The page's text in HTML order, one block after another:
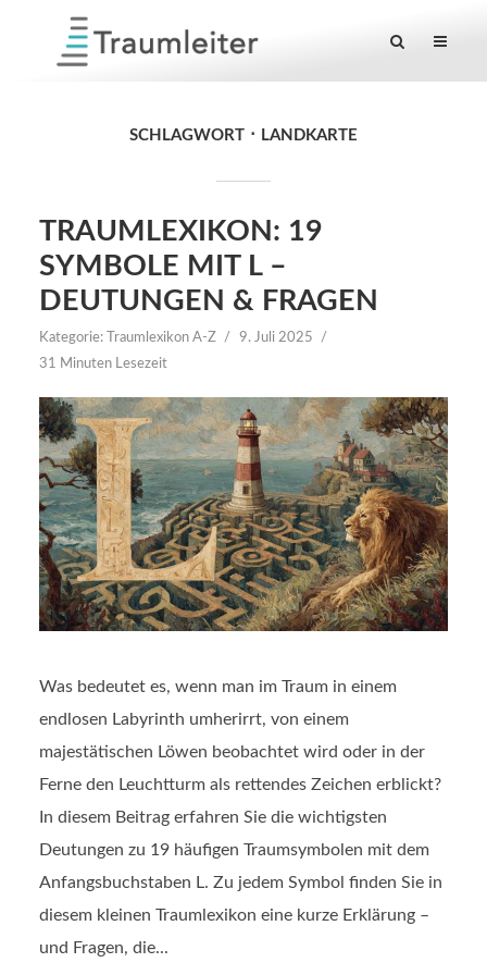
SCHLAGWORT LANDKARTE
TRAUMLEXIKON: 19
SYMBOLE MIT L –
DEUTUNGEN & FRAGEN
Kategorie: Traumlexikon A-Z
9. Juli 2025
31 Minuten Lesezeit
Was bedeutet es, wenn man im Traum in einem
endlosen Labyrinth umherirrt, von einem
majestätischen Löwen beobachtet wird oder in der
Ferne den Leuchtturm als rettendes Zeichen erblickt?
In diesem Beitrag erfahren Sie die wichtigsten
Deutungen zu 19 häufigen Traumsymbolen mit dem
Anfangsbuchstaben L. Zu jedem Symbol finden Sie in
diesem kleinen Traumlexikon eine kurze Erklärung –
und Fragen, die...